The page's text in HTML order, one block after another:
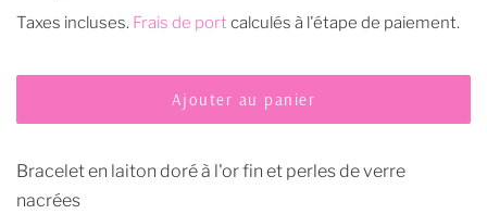
Taxes incluses. Frais de port calculés à l'étape de paiement.
Ajouter au panier
Bracelet en laiton doré à l'or fin et perles de verre
nacrées